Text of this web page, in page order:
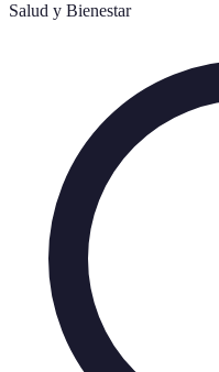
Salud y Bienestar